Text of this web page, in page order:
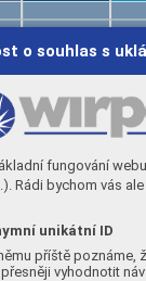
o souhlas s
fungování
Rádi bychom vás
unikátní ID
příště poznáme,
vyhodnotit